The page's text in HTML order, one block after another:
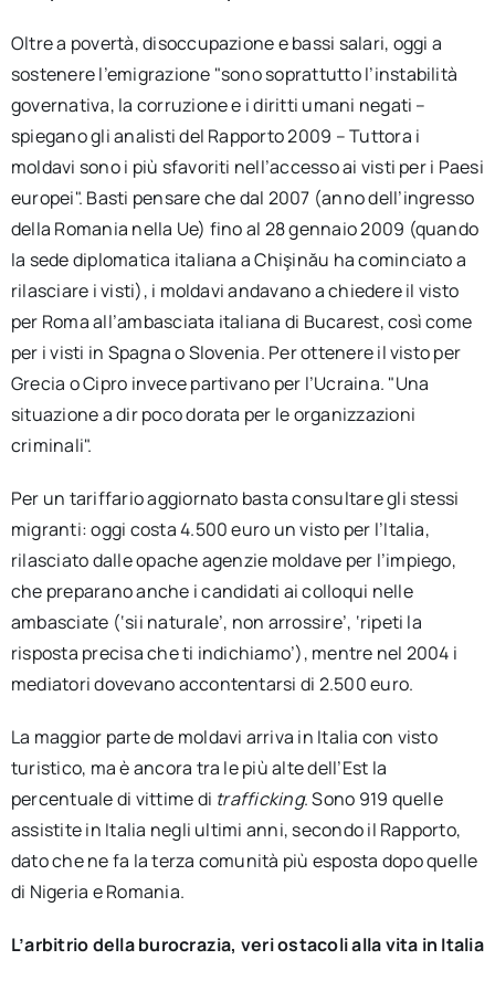
Oltre a povertà, disoccupazione e bassi salari, oggi a
sostenere l’emigrazione "sono soprattutto l’instabilità
governativa, la corruzione e i diritti umani negati –
spiegano gli analisti del Rapporto 2009 – Tuttora i
moldavi sono i più sfavoriti nell’accesso ai visti per i Paesi
europei". Basti pensare che dal 2007 (anno dell’ingresso
della Romania nella Ue) fino al 28 gennaio 2009 (quando
la sede diplomatica italiana a Chişinău ha cominciato a
rilasciare i visti), i moldavi andavano a chiedere il visto
per Roma all’ambasciata italiana di Bucarest, così come
per i visti in Spagna o Slovenia. Per ottenere il visto per
Grecia o Cipro invece partivano per l’Ucraina. "Una
situazione a dir poco dorata per le organizzazioni
criminali".
Per un tariffario aggiornato basta consultare gli stessi
migranti: oggi costa 4.500 euro un visto per l’Italia,
rilasciato dalle opache agenzie moldave per l’impiego,
che preparano anche i candidati ai colloqui nelle
ambasciate (‘sii naturale’, non arrossire’, ‘ripeti la
risposta precisa che ti indichiamo’), mentre nel 2004 i
mediatori dovevano accontentarsi di 2.500 euro.
La maggior parte de moldavi arriva in Italia con visto
turistico, ma è ancora tra le più alte dell’Est la
percentuale di vittime di trafficking. Sono 919 quelle
assistite in Italia negli ultimi anni, secondo il Rapporto,
dato che ne fa la terza comunità più esposta dopo quelle
di Nigeria e Romania.
L’arbitrio della burocrazia, veri ostacoli alla vita in Italia